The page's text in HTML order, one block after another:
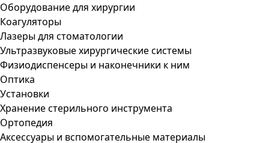
Оборудование для хирургии
Коагуляторы
Лазеры для стоматологии
Ультразвуковые хирургические системы
Физиодиспенсеры и наконечники к ним
Оптика
Установки
Хранение стерильного инструмента
Ортопедия
Аксессуары и вспомогательные материалы